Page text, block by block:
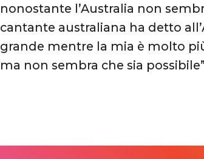
nonostante l’Australia non
cantante australiana ha detto
grande mentre la mia è molto
ma non sembra che sia